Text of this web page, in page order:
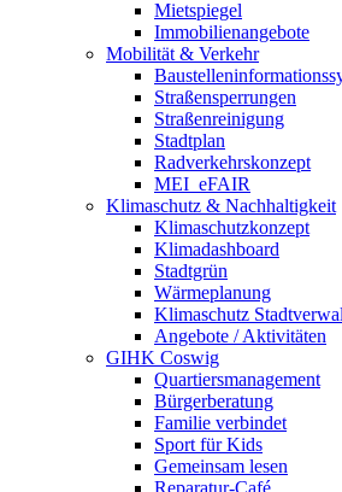
Mietspiegel
Immobilienangebote
Mobilität & Verkehr
Straßensperrungen
Straßenreinigung
Stadtplan
Radverkehrskonzept
MEI_eFAIR
Klimaschutz & Nachhaltigkeit
Klimaschutzkonzept
Klimadashboard
Stadtgrün
Wärmeplanung
Klimaschutz
Angebote / Aktivitäten
GIHK Coswig
Quartiersmanagement
Bürgerberatung
Familie verbindet
Sport für Kids
Gemeinsam lesen
Reparatur-Café